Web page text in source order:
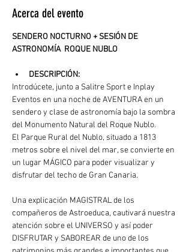
Acerca del evento
SENDERO NOCTURNO + SESIÓN DE
ASTRONOMÍA  ROQUE NUBLO
DESCRIPCIÓN:
Introdúcete, junto a Salitre Sport e Inplay
Eventos en una noche de AVENTURA en un
sendero y clase de astronomía bajo la sombra
del Monumento Natural del Roque Nublo.
El Parque Rural del Nublo, situado a 1813
metros sobre el nivel del mar, se convierte en
un lugar MÁGICO para poder visualizar y
disfrutar del techo de Gran Canaria.
Una explicación MAGISTRAL de los
compañeros de Astroeduca, cautivará nuestra
atención sobre el UNIVERSO y así poder
DISFRUTAR y SABOREAR de uno de los